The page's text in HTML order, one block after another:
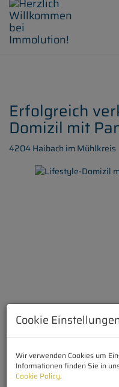
Erfolgreich
Domizil mit
4204 Haibach im Mühlkreis
Cookie
Wir verwenden Cookies um
Informationen finden Sie in
Cookie Policy.